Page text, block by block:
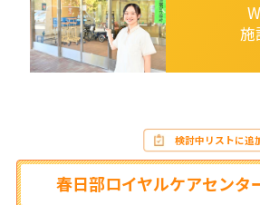
施
春日部ロイヤルケアセンタ
検討中リストに追